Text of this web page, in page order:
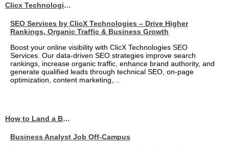
Clicx Technologies
SEO Services by ClicX Technologies – Drive Higher
Rankings, Organic Traffic & Business Growth
Boost your online visibility with ClicX Technologies SEO
Services. Our data-driven SEO strategies improve search
rankings, increase organic traffic, enhance brand authority, and
generate qualified leads through technical SEO, on-page
optimization, content marketing,...
How to Land a Business Analyst Job Off-Campus When Your College Has Zero Tech Connections
Business Analyst Job Off-Campus